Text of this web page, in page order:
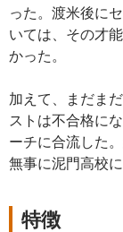
った。渡米後に
いては、その才
かった。
加えて、まだま
ストは不合格に
ーチに合流した
無事に泥門高校
特徴